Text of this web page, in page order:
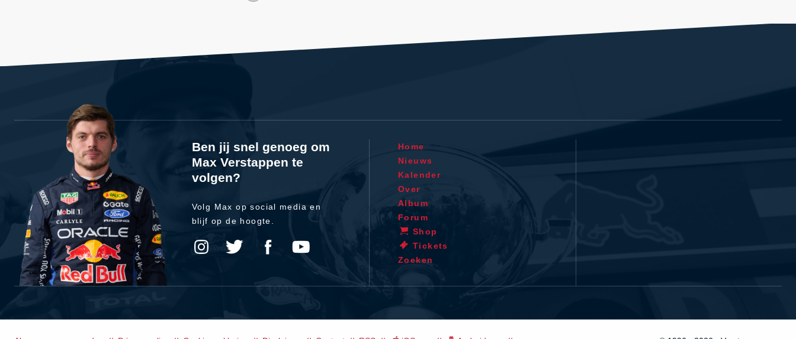
Ben jij snel genoeg om
Max Verstappen te
volgen?
Volg Max op social media en
blijf op de hoogte.
Home
Nieuws
Kalender
Over
Album
Forum
Shop
Tickets
Zoeken